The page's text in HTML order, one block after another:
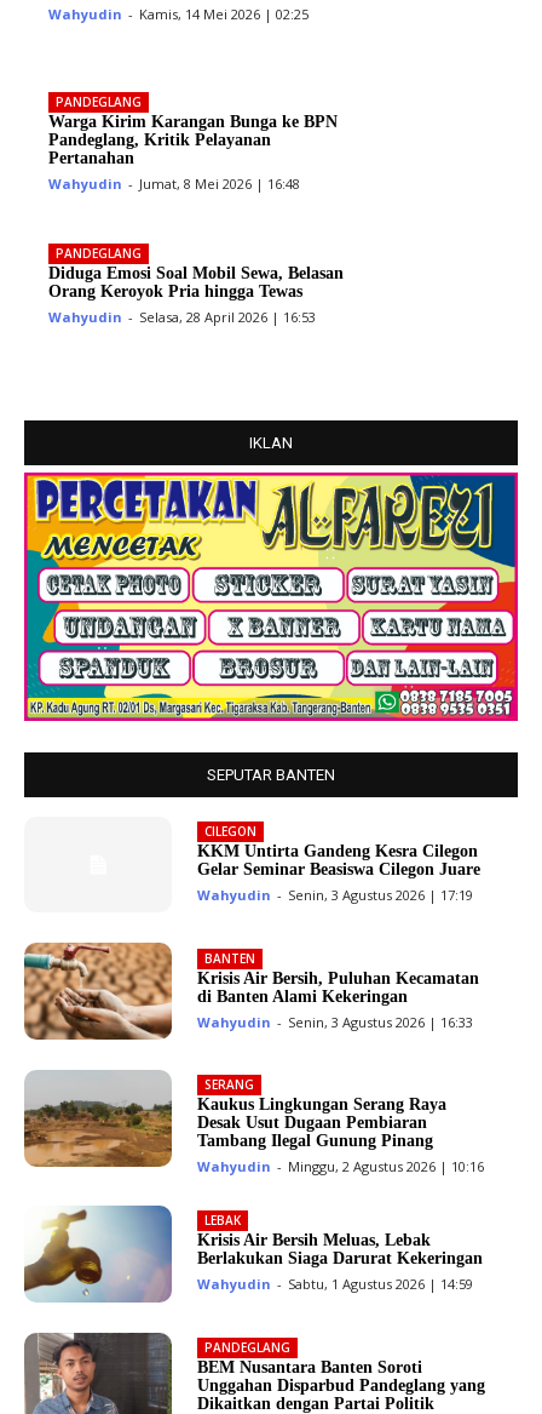
Wahyudin - Kamis, 14 Mei 2026 | 02:25
PANDEGLANG
Warga Kirim Karangan Bunga ke BPN
Pandeglang, Kritik Pelayanan
Pertanahan
Wahyudin - Jumat, 8 Mei 2026 | 16:48
PANDEGLANG
Diduga Emosi Soal Mobil Sewa, Belasan
Orang Keroyok Pria hingga Tewas
Wahyudin - Selasa, 28 April 2026 | 16:53
IKLAN
SEPUTAR BANTEN
CILEGON
KKM Untirta Gandeng Kesra Cilegon
Gelar Seminar Beasiswa Cilegon Juare
Wahyudin - Senin, 3 Agustus 2026 | 17:19
BANTEN
Krisis Air Bersih, Puluhan Kecamatan
di Banten Alami Kekeringan
Wahyudin - Senin, 3 Agustus 2026 | 16:33
SERANG
Kaukus Lingkungan Serang Raya
Desak Usut Dugaan Pembiaran
Tambang Ilegal Gunung Pinang
Wahyudin - Minggu, 2 Agustus 2026 | 10:16
LEBAK
Krisis Air Bersih Meluas, Lebak
Berlakukan Siaga Darurat Kekeringan
Wahyudin - Sabtu, 1 Agustus 2026 | 14:59
PANDEGLANG
BEM Nusantara Banten Soroti
Unggahan Disparbud Pandeglang yang
Dikaitkan dengan Partai Politik